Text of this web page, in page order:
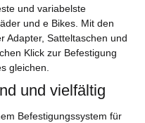
und variabelste
und e Bikes. Mit den
Adapter, Satteltaschen und
Klick zur Befestigung
gleichen.
und vielfältig
Befestigungssystem für